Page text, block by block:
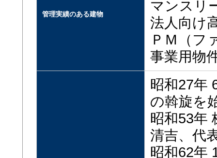
管理実績のある建物
マンスリ
法人向け
ＰＭ（フ
事業用物
昭和27年
の斡旋を
昭和53年
清吉、代
昭和62年